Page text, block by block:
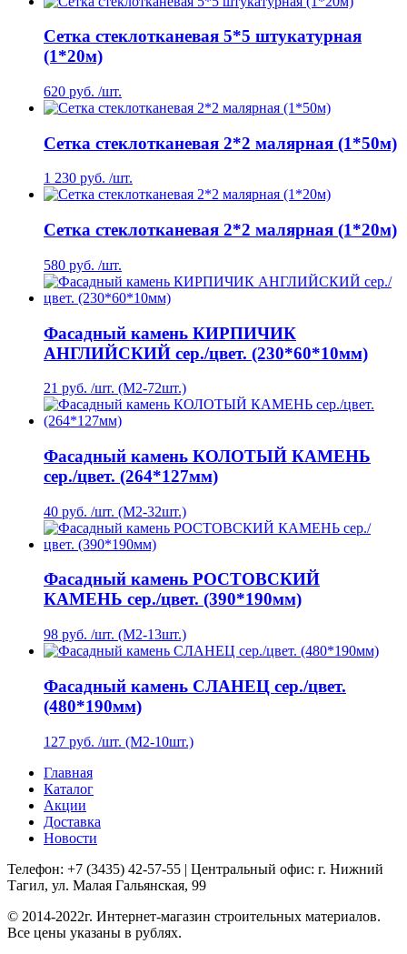
Сетка стеклотканевая 5*5 штукатурная
(1*20м)
620 руб. /шт.
Сетка стеклотканевая 2*2 малярная (1*50м)
1 230 руб. /шт.
Сетка стеклотканевая 2*2 малярная (1*20м)
580 руб. /шт.
Фасадный камень КИРПИЧИК
АНГЛИЙСКИЙ сер./цвет. (230*60*10мм)
21 руб. /шт. (М2-72шт.)
Фасадный камень КОЛОТЫЙ КАМЕНЬ
сер./цвет. (264*127мм)
40 руб. /шт. (М2-32шт.)
Фасадный камень РОСТОВСКИЙ
КАМЕНЬ сер./цвет. (390*190мм)
98 руб. /шт. (М2-13шт.)
Фасадный камень СЛАНЕЦ сер./цвет.
(480*190мм)
127 руб. /шт. (М2-10шт.)
Главная
Каталог
Акции
Доставка
Новости
Телефон: +7 (3435) 42-57-55 | Центральный офис: г. Нижний
Тагил, ул. Малая Гальянская, 99
© 2014-2022г. Интернет-магазин строительных материалов.
Все цены указаны в рублях.